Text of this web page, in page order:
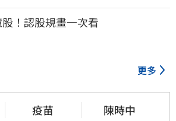
！認股規畫一次看
更多
疫苗 陳時中